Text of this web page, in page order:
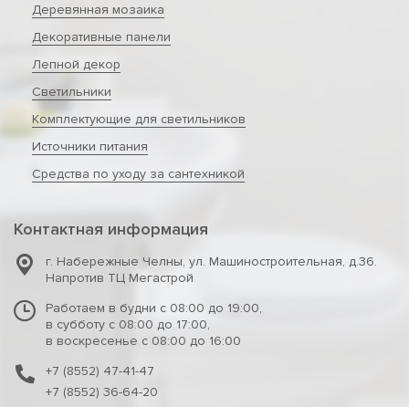
Деревянная мозаика
Декоративные панели
Лепной декор
Светильники
Комплектующие для светильников
Источники питания
Средства по уходу за сантехникой
Контактная информация
г. Набережные Челны, ул. Машиностроительная, д.36.
Напротив ТЦ Мегастрой
Работаем в будни с 08:00 до 19:00,
в субботу с 08:00 до 17:00,
в воскресенье с 08:00 до 16:00
+7 (8552) 47-41-47
+7 (8552) 36-64-20